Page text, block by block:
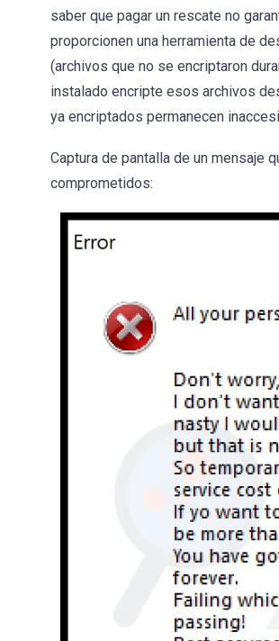
saber que pagar un rescate no
proporcionen una herramienta de
(archivos que no se encriptaron
instalado encripte esos archivos
ya encriptados permanecen
Captura de pantalla de un mensaje
comprometidos: